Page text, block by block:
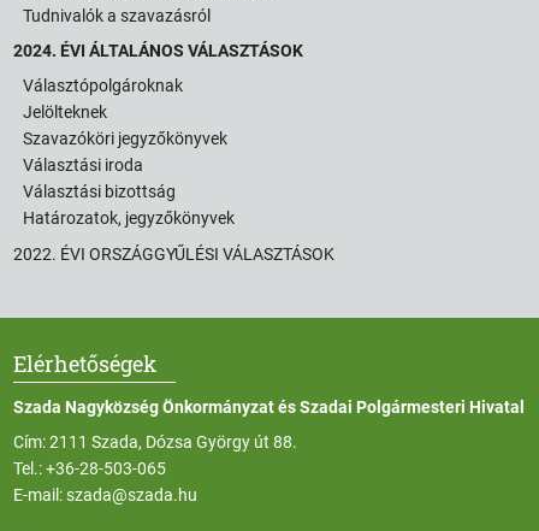
Tudnivalók a szavazásról
2024. ÉVI ÁLTALÁNOS VÁLASZTÁSOK
Választópolgároknak
Jelölteknek
Szavazóköri jegyzőkönyvek
Választási iroda
Választási bizottság
Határozatok, jegyzőkönyvek
2022. ÉVI ORSZÁGGYŰLÉSI VÁLASZTÁSOK
Elérhetőségek
Szada Nagyközség Önkormányzat és Szadai Polgármesteri Hivatal
Cím: 2111 Szada, Dózsa György út 88.
Tel.:+36-28-503-065
E-mail:szada@szada.hu